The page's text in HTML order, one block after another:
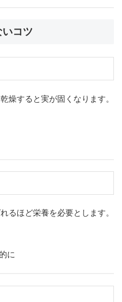
コツ
燥すると実が固くなります。
るほど栄養を必要とします。
に